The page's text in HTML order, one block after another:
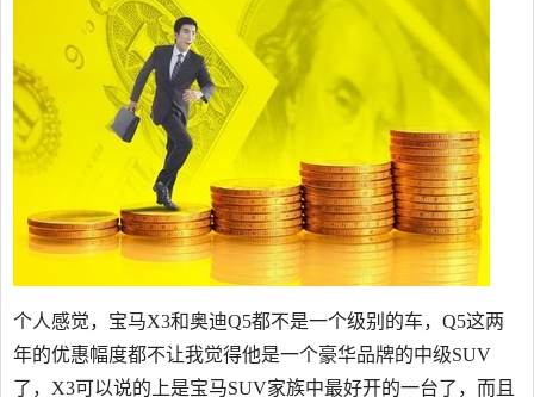
个人感觉，宝马X3和奥迪Q5都不是一个级别的车，Q5这两
年的优惠幅度都不让我觉得他是一个豪华品牌的中级SUV
了，X3可以说的上是宝马SUV家族中最好开的一台了，而且